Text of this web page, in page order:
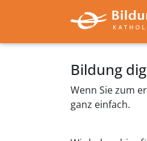
Bildung
Wenn Sie zum
ganz einfach.